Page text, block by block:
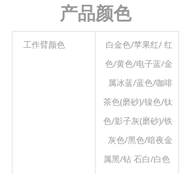
产品颜色
工作臂颜色
白金色/苹果红/ 红
色/黄色/电子蓝/金
属冰蓝/蓝色/咖啡
茶色(磨砂)/镍色/钛
色/影子灰(磨砂)/铁
灰色/黑色/暗夜金
属黑/钻 石白/白色